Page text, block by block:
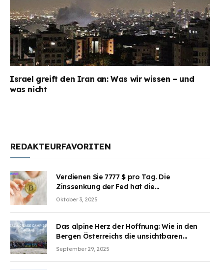
Israel greift den Iran an: Was wir wissen – und
was nicht
REDAKTEURFAVORITEN
Verdienen Sie 7777 $ pro Tag. Die
Zinssenkung der Fed hat die
Aufmerksamkeit des Marktes erregt.
Oktober 3, 2025
Das alpine Herz der Hoffnung: Wie in den
Bergen Österreichs die unsichtbaren
Wunden des Kriegesheilen
September 29, 2025